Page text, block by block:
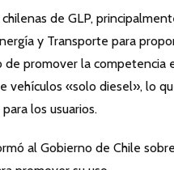
de GLP,
y Transporte para
promover la competencia
vehículos «solo diesel», lo
los usuarios.
al Gobierno de Chile